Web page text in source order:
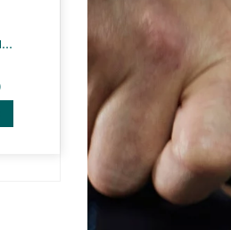
MOULIN À POIVRE - PARIS CHOCOLAT
249,90 €
-109,70 € 359,60 €